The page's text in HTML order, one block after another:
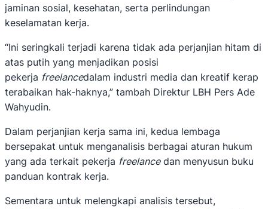
jaminan sosial, kesehatan, serta perlindungan
keselamatan kerja.
“Ini seringkali terjadi karena tidak ada perjanjian hitam di
atas putih yang menjadikan posisi
pekerja freelancedalam industri media dan kreatif kerap
terabaikan hak-haknya,” tambah Direktur LBH Pers Ade
Wahyudin.
Dalam perjanjian kerja sama ini, kedua lembaga
bersepakat untuk menganalisis berbagai aturan hukum
yang ada terkait pekerja freelancedan menyusun buku
panduan kontrak kerja.
Sementara untuk melengkapi analisis tersebut,